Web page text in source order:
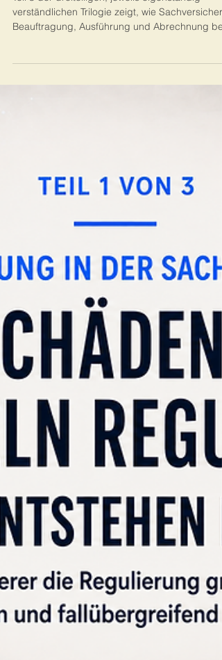
Schlussrechnung
Teil 3 der dreiteiligen, jeweils eigenständig
Beauftragung, Ausführung und Abrechnung bei